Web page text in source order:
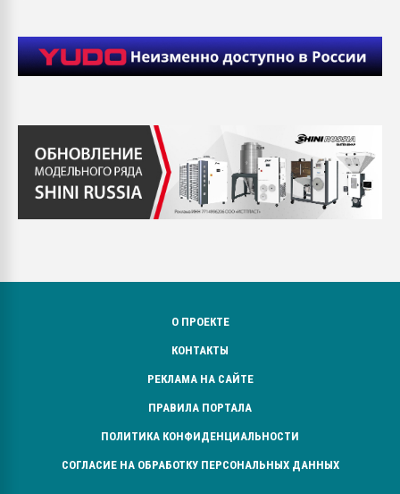
О ПРОЕКТЕ
КОНТАКТЫ
РЕКЛАМА НА САЙТЕ
ПРАВИЛА ПОРТАЛА
ПОЛИТИКА КОНФИДЕНЦИАЛЬНОСТИ
СОГЛАСИЕ НА ОБРАБОТКУ ПЕРСОНАЛЬНЫХ ДАННЫХ